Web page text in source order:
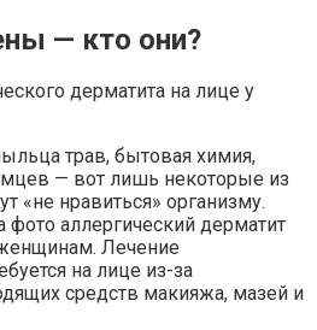
— кто они?
трав, бытовая химия,
— вот лишь некоторые из
«не нравиться» организму.
аллергический дерматит
Лечение
на лице из-за
средств макияжа, мазей и